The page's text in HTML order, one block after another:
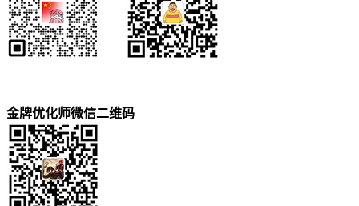
金牌优化师微信二维码